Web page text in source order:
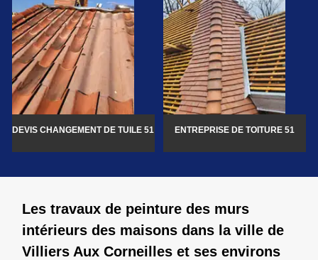
DEVIS CHANGEMENT DE TUILE 51 ENTREPRISE DE TOITURE 51
Les travaux de peinture des murs
intérieurs des maisons dans la ville de
Villiers Aux Corneilles et ses environs